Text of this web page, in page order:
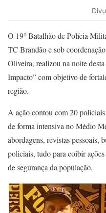
O 19° Batalhão de Polícia
TC Brandão e sob
Oliveira, realizou na noite
Impacto” com objetivo de
região.
A ação contou com 20
de forma intensiva no Médio
abordagens, revistas pessoais,
policiais, tudo para coibir
de segurança da população.